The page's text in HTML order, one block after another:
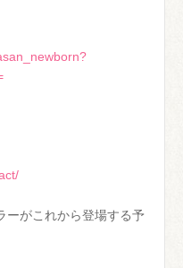
ーがこれから登場する予